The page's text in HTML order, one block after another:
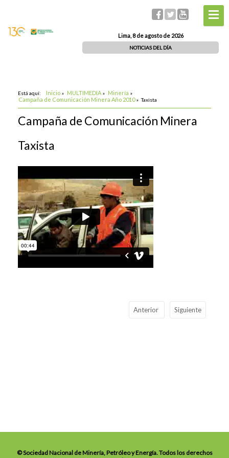
Lima, 8 de agosto de 2026
NOTICIAS DEL DÍA
Está aquí: Inicio » MULTIMEDIA » Minería »
Campaña de Comunicación Minera Año 2010 » Taxista
Campaña de Comunicación Minera
Taxista
Anterior Siguiente
© Sociedad Nacional de Minería, Petróleo y Energía. Todos los derechos